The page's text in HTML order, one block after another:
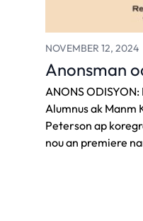
NOVEMBER 12, 2024
Anonsman
ANONS
Alumnus ak Manm
Peterson ap
nou an premiere